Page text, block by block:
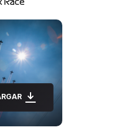
Race